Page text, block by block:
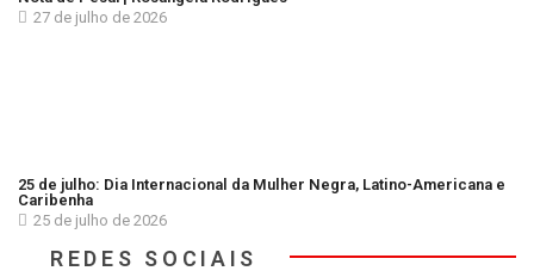
27 de julho de 2026
25 de julho: Dia Internacional da Mulher Negra, Latino-Americana e
Caribenha
25 de julho de 2026
REDES SOCIAIS